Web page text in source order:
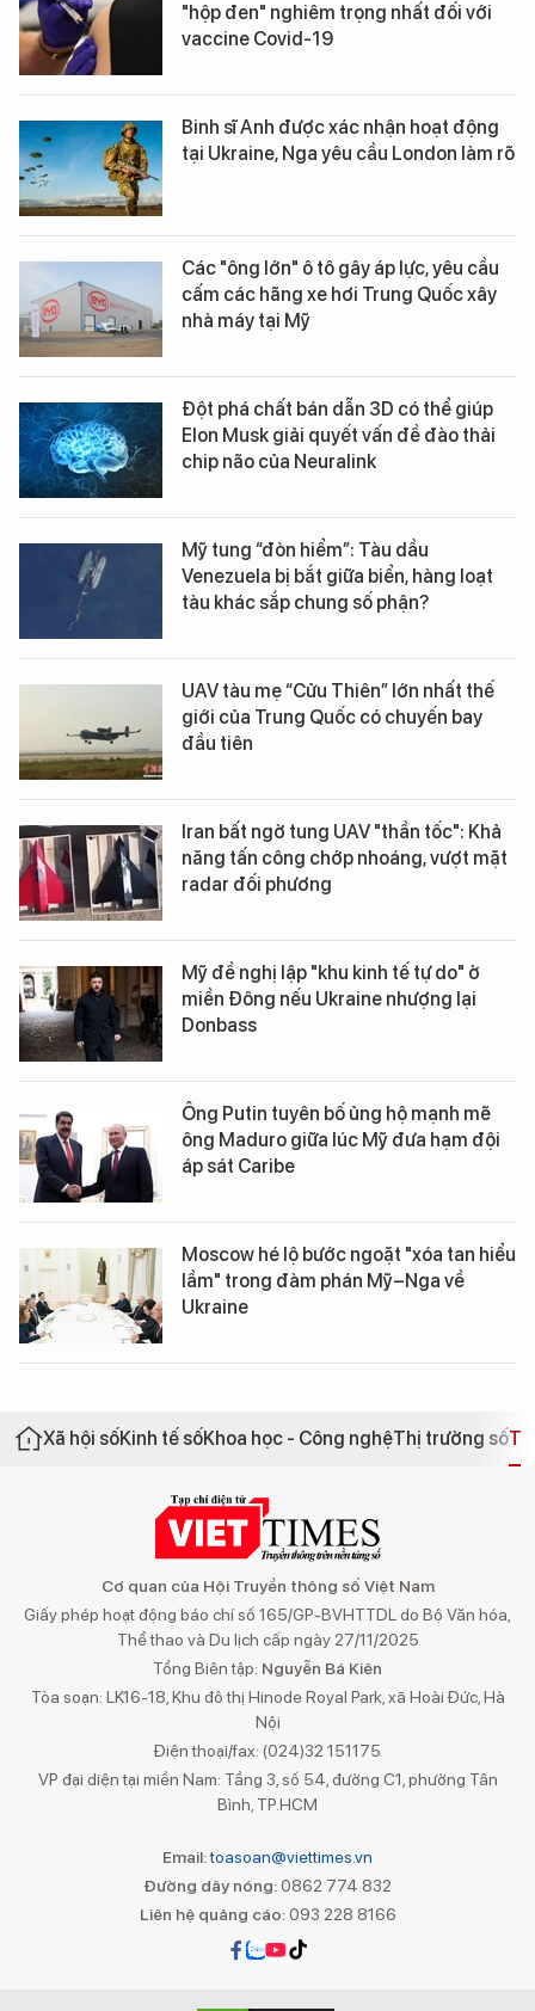
"hộp đen" nghiêm trọng nhất đối với
vaccine Covid-19
Binh sĩ Anh được xác nhận hoạt động
tại Ukraine, Nga yêu cầu London làm rõ
Các "ông lớn" ô tô gây áp lực, yêu cầu
cấm các hãng xe hơi Trung Quốc xây
nhà máy tại Mỹ
Đột phá chất bán dẫn 3D có thể giúp
Elon Musk giải quyết vấn đề đào thải
chip não của Neuralink
Mỹ tung “đòn hiểm”: Tàu dầu
Venezuela bị bắt giữa biển, hàng loạt
tàu khác sắp chung số phận?
UAV tàu mẹ “Cửu Thiên” lớn nhất thế
giới của Trung Quốc có chuyến bay
đầu tiên
Iran bất ngờ tung UAV "thần tốc": Khả
năng tấn công chớp nhoáng, vượt mặt
radar đối phương
Mỹ đề nghị lập "khu kinh tế tự do" ở
miền Đông nếu Ukraine nhượng lại
Donbass
Ông Putin tuyên bố ủng hộ mạnh mẽ
ông Maduro giữa lúc Mỹ đưa hạm đội
áp sát Caribe
Moscow hé lộ bước ngoặt "xóa tan hiểu
lầm" trong đàm phán Mỹ–Nga về
Ukraine
Xã hội sốKinh tế sốKhoa học - Công nghệThị trường số
Cơ quan của Hội Truyền thông số Việt Nam
Giấy phép hoạt động báo chí số 165/GP-BVHTTDL do Bộ Văn hóa,
Thể thao và Du lịch cấp ngày 27/11/2025
Tổng Biên tập: Nguyễn Bá Kiên
Tòa soạn: LK16-18, Khu đô thị Hinode Royal Park, xã Hoài Đức, Hà
Nội
Điện thoại/fax: (024)32 151175
VP đại diện tại miền Nam: Tầng 3, số 54, đường C1, phường Tân
Bình, TP.HCM
Email:toasoan@viettimes.vn
Đường dây nóng: 0862 774 832
Liên hệ quảng cáo:093 228 8166